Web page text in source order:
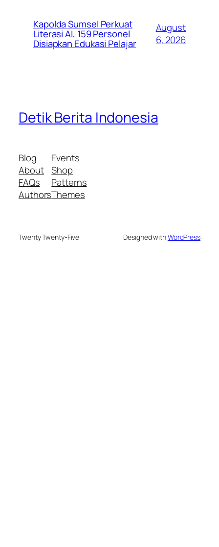
Kapolda Sumsel Perkuat
Literasi AI, 159 Personel
Disiapkan Edukasi Pelajar
August
6, 2026
Detik Berita Indonesia
Blog
About
FAQs
Authors
Events
Shop
Patterns
Themes
Twenty Twenty-Five Designed withWordPress